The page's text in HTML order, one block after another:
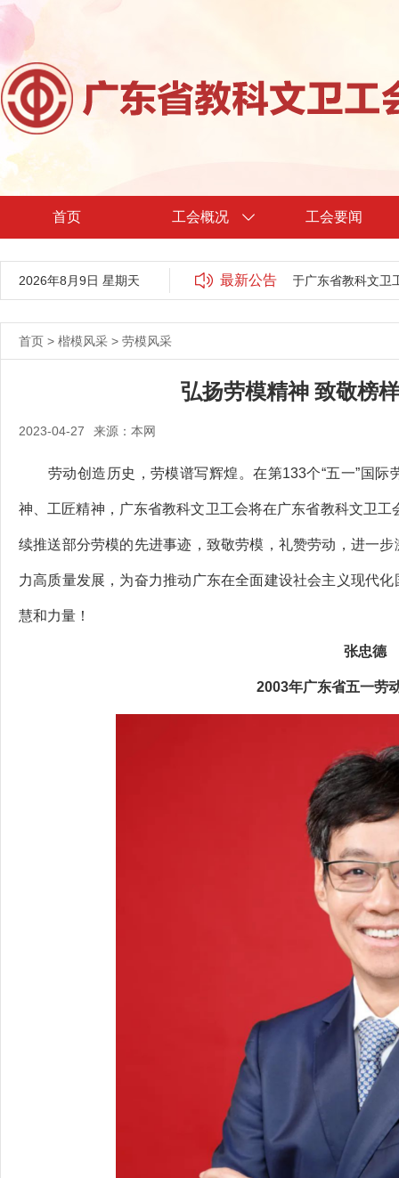
首页 工会概况 工会要闻
2026年8月9日 星期天 最新公告
奖和省工人先锋号拟推荐对象的公示 关于广东省教科文卫工会
首页 > 楷模风采 > 劳模风采
弘扬劳模精神 致敬榜
2023-04-27 来源：本网
劳动创造历史，劳模谱写辉煌。在第133个“五一”国际
神、工匠精神，广东省教科文卫工会将在广东省教科文卫工
续推送部分劳模的先进事迹，致敬劳模，礼赞劳动，进一
力高质量发展，为奋力推动广东在全面建设社会主义现代
慧和力量！
张忠德
2003年广东省五一劳